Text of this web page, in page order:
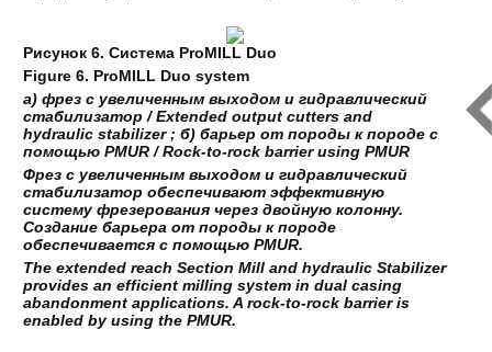
Рисунок 6.Система ProMILL Duo
Figure 6. ProMILL Duo system
а)фрез с увеличенным выходом и гидравлический
стабилизатор / Extended output cutters and
hydraulic stabilizer ;б)барьер от породы к породе с
помощью PMUR /Rock-to-rock barrier using PMUR
Фрез с увеличенным выходом и гидравлический
стабилизатор обеспечивают эффективную
систему фрезерования через двойную колонну.
Создание барьера от породы к породе
обеспечивается с помощьюPMUR.
The extended reach Section Mill and hydraulic Stabilizer
provides an efficient milling system in dual casing
abandonment applications. A rock-to-rock barrier is
enabled by using the PMUR.